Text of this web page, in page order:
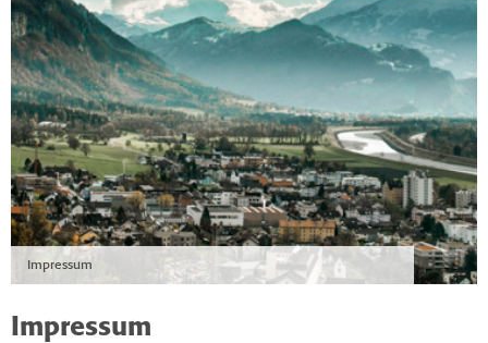
Impressum
Impressum